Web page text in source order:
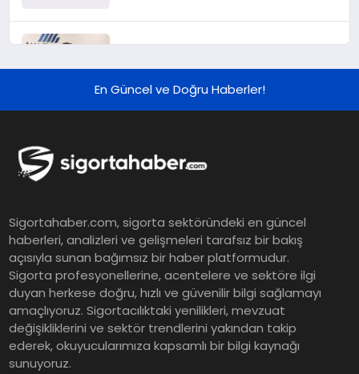
Grup Müdürü Olarak Atandı
ürünleri uzun vadeyi tutuyor
Şekerbank 2026 İlk Yarı Finansal
Sonuçları
ING Türkiye 2026 Yılının İlk
Yarısına İlişkin Konsolide Finansal
Sonuçlarını Açıkladı
En Güncel ve Doğru Haberler!
Sigortahaber.com, sigorta sektöründeki en güncel
haberleri, analizleri ve gelişmeleri tarafsız bir bakış
açısıyla sunan bağımsız bir haber platformudur.
Sigorta profesyonellerine, acentelere ve sektöre ilgi
duyan herkese doğru, hızlı ve güvenilir bilgi sağlamayı
amaçlıyoruz. Sigortacılıktaki yenilikleri, mevzuat
değişikliklerini ve sektör trendlerini yakından takip
ederek, okuyucularımıza kapsamlı bir bilgi kaynağı
sunuyoruz.